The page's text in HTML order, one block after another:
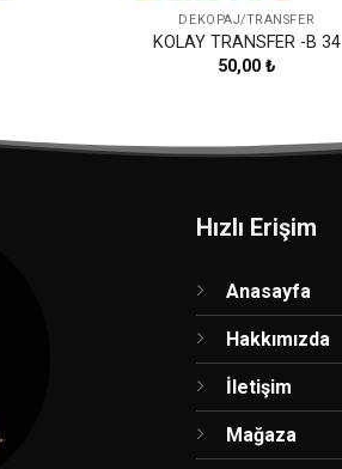
DEKOPAJ/TRANSFER
KOLAY TRANSFER -B 34
50,00 ₺
Hızlı Erişim
Anasayfa
Hakkımızda
İletişim
Mağaza